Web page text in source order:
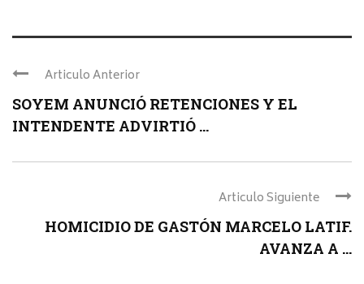
Articulo Anterior
SOYEM ANUNCIÓ RETENCIONES Y EL
INTENDENTE ADVIRTIÓ ...
Articulo Siguiente
HOMICIDIO DE GASTÓN MARCELO LATIF.
AVANZA A ...